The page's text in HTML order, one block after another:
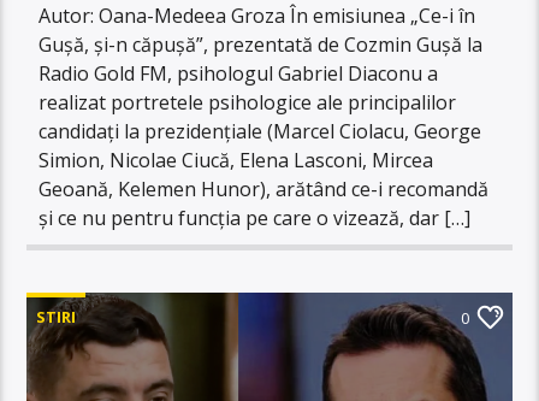
Autor: Oana-Medeea Groza În emisiunea „Ce-i în
Gușă, și-n căpușă”, prezentată de Cozmin Gușă la
Radio Gold FM, psihologul Gabriel Diaconu a
realizat portretele psihologice ale principalilor
candidați la prezidențiale (Marcel Ciolacu, George
Simion, Nicolae Ciucă, Elena Lasconi, Mircea
Geoană, Kelemen Hunor), arătând ce-i recomandă
și ce nu pentru funcția pe care o vizează, dar […]
STIRI 0